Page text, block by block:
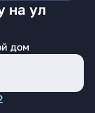
на ул
дом